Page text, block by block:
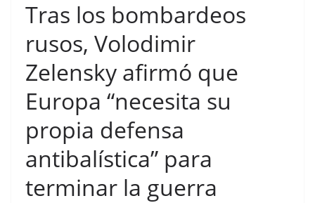
Tras los bombardeos
rusos, Volodimir
Zelensky afirmó que
Europa “necesita su
propia defensa
antibalística” para
terminar la guerra